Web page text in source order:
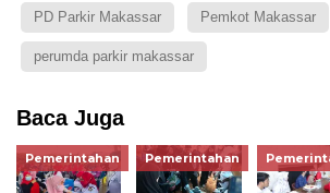
PD Parkir Makassar Pemkot Makassar
perumda parkir makassar
Baca Juga
Pemerintahan Pemerintahan